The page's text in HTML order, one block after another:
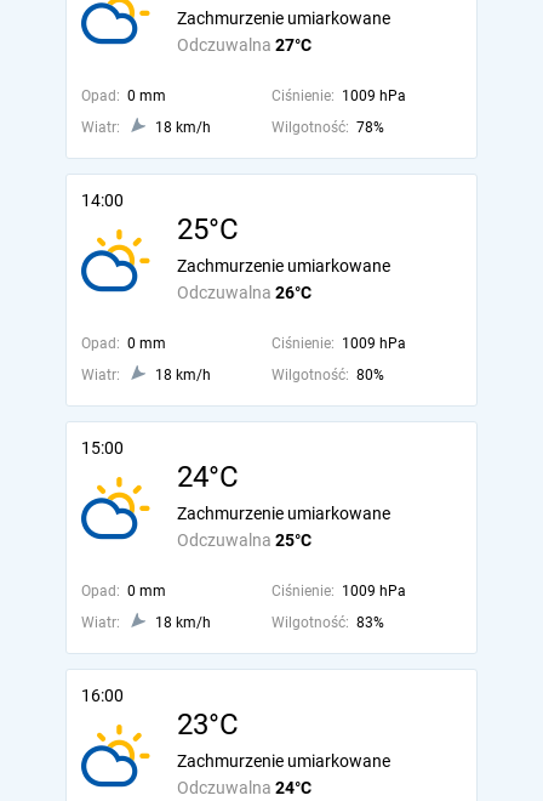
Odczuwalna 27°C
Zachmurzenie umiarkowane
Opad: 0 mm Ciśnienie: 1009 hPa
Wiatr:
18 km/h Wilgotność: 78%
14:00
25°C
Odczuwalna 26°C
Zachmurzenie umiarkowane
Opad: 0 mm Ciśnienie: 1009 hPa
Wiatr:
18 km/h Wilgotność: 80%
15:00
24°C
Odczuwalna 25°C
Zachmurzenie umiarkowane
Opad: 0 mm Ciśnienie: 1009 hPa
Wiatr:
18 km/h Wilgotność: 83%
16:00
23°C
Odczuwalna 24°C
Zachmurzenie umiarkowane